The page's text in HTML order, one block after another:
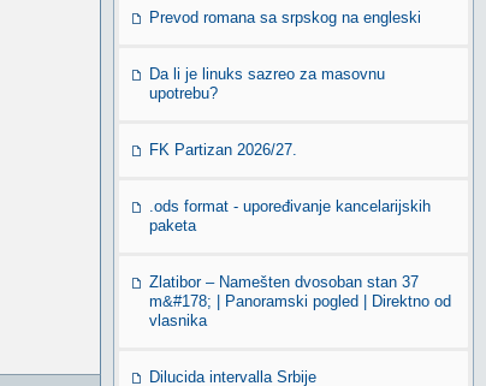
Prevod romana sa srpskog na engleski
Da li je linuks sazreo za masovnu
upotrebu?
FK Partizan 2026/27.
.ods format - upoređivanje kancelarijskih
paketa
Zlatibor – Namešten dvosoban stan 37
m&#178; | Panoramski pogled | Direktno od
vlasnika
Dilucida intervalla Srbije